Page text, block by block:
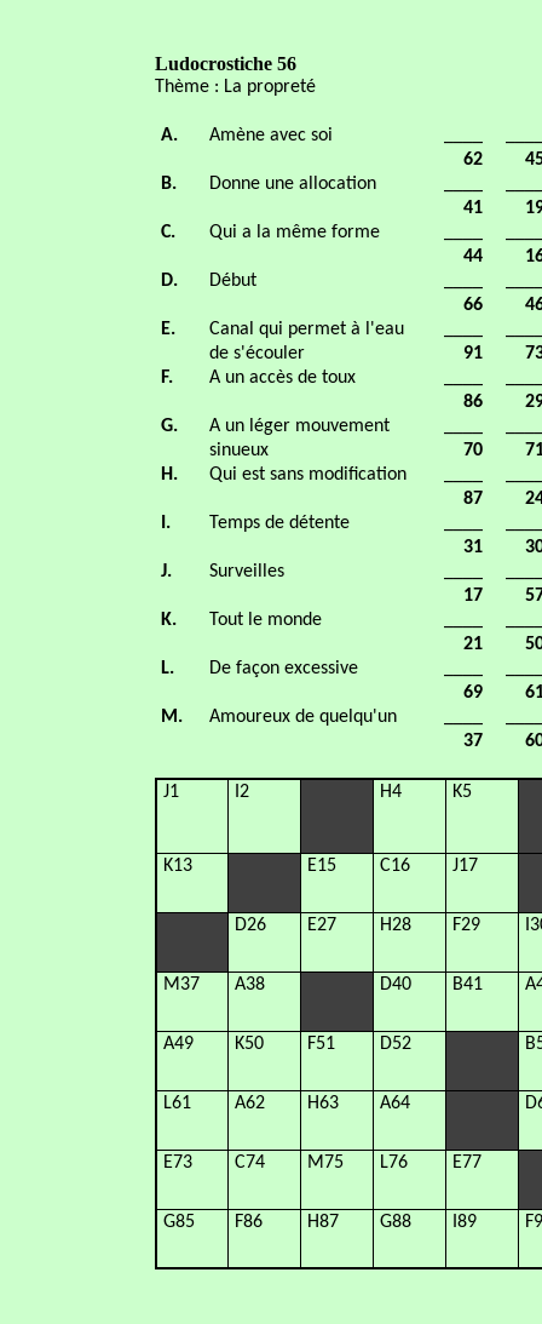
Ludocrostiche 56
Thème : La propreté
A. Amène avec soi
62
B.
Donne une allocation
41
C.
Qui a la même forme
44
D.
Début
66
E.
Canal qui permet à l'eau
de s'écouler
91
F.
A un accès de toux
86
G.
A un léger mouvement
sinueux
70
H.
Qui est sans modification
87
I.
Temps de détente
31
J.
Surveilles
17
K.
Tout le monde
21
L.
De façon excessive
69
M.
Amoureux de quelqu'un
37
J1 I2 H4 K5
K13 E15 C16 J17
D26 E27 H28 F29
M37 A38 D40 B41
A49 K50 F51 D52
L61 A62 H63 A64
E73 C74 M75 L76 E77
G85 F86 H87 G88 I89